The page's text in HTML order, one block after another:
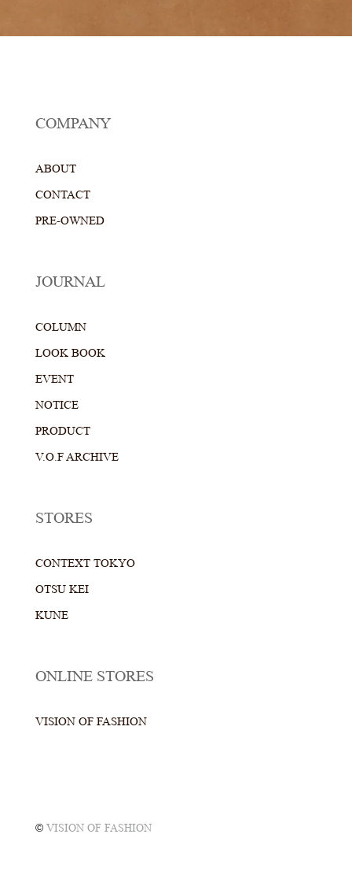
COMPANY
ABOUT
CONTACT
PRE-OWNED
JOURNAL
COLUMN
LOOK BOOK
EVENT
NOTICE
PRODUCT
V.O.F ARCHIVE
STORES
CONTEXT TOKYO
OTSU KEI
KUNE
ONLINE STORES
VISION OF FASHION
© VISION OF FASHION